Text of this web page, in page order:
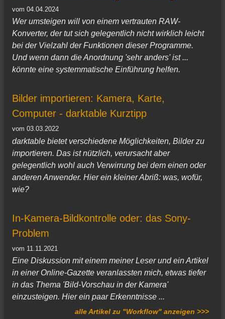
vom 04.04.2024
Wer umsteigen will von einem vertrauten RAW-
Konverter, der tut sich gelegentlich nicht wirklich leicht
bei der Vielzahl der Funktionen dieser Programme.
Und wenn dann die Anordnung 'sehr anders' ist ...
könnte eine systemmatische Einführung helfen.
Bilder importieren: Kamera, Karte,
Computer - darktable Kurztipp
vom 03.03.2022
darktable bietet verschiedene Möglichkeiten, Bilder zu
importieren. Das ist nützlich, verursacht aber
gelegentlich wohl auch Verwirrung bei dem einen oder
anderen Anwender. Hier ein kleiner Abriß: was, wofür,
wie?
In-Kamera-Bildkontrolle oder: das Sony-
Problem
vom 11.11.2021
Eine Diskussion mit einem meiner Leser und ein Artikel
in einer Online-Gazette veranlassten mich, etwas tiefer
in das Thema 'Bild-Vorschau in der Kamera'
einzusteigen. Hier ein paar Erkenntnisse ...
alle Artikel zu "Workflow" anzeigen >>>